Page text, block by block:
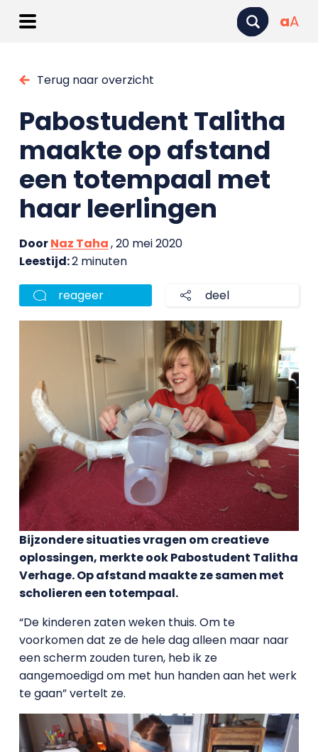
aA
Terug naar overzicht
Pabostudent Talitha
maakte op afstand
een totempaal met
haar leerlingen
DoorNaz Taha, 20 mei 2020
Leestijd:2 minuten
reageer deel
Bijzondere situaties vragen om creatieve
oplossingen, merkte ook Pabostudent Talitha
Verhage. Op afstand maakte ze samen met
scholieren een totempaal.
“De kinderen zaten weken thuis. Om te
voorkomen dat ze de hele dag alleen maar naar
een scherm zouden turen, heb ik ze
aangemoedigd om met hun handen aan het werk
te gaan” vertelt ze.